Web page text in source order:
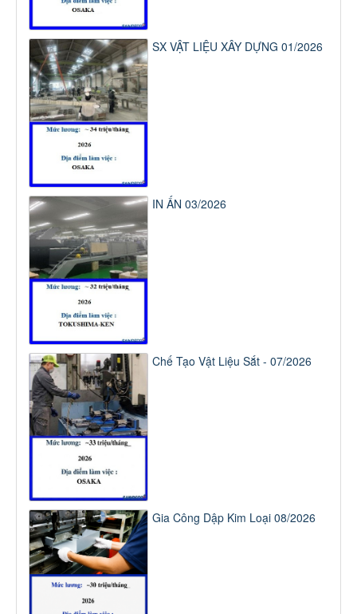
SX VẬT LIỆU XÂY DỰNG 01/2026
IN ẤN 03/2026
Chế Tạo Vật Liệu Sắt - 07/2026
Gia Công Dập Kim Loại 08/2026